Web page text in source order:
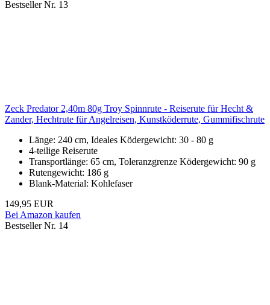
Bestseller Nr. 13
Zeck Predator 2,40m 80g Troy Spinnrute - Reiserute für Hecht &
Zander, Hechtrute für Angelreisen, Kunstköderrute, Gummifischrute
Länge: 240 cm, Ideales Ködergewicht: 30 - 80 g
4-teilige Reiserute
Transportlänge: 65 cm, Toleranzgrenze Ködergewicht: 90 g
Rutengewicht: 186 g
Blank-Material: Kohlefaser
149,95 EUR
Bei Amazon kaufen
Bestseller Nr. 14